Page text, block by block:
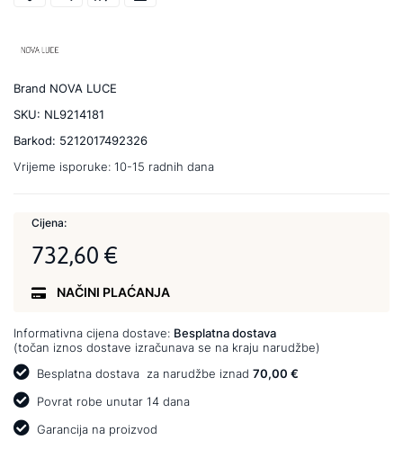
Brand NOVA LUCE
SKU: NL9214181
Barkod: 5212017492326
Vrijeme isporuke: 10-15 radnih dana
Cijena:
732,60 €
NAČINI PLAĆANJA
Informativna cijena dostave: Besplatna dostava
(točan iznos dostave izračunava se na kraju narudžbe)
Besplatna dostava za narudžbe iznad 70,00 €
Povrat robe unutar 14 dana
Garancija na proizvod